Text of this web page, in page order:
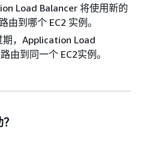
Load Balancer 将使用新的
由到哪个 EC2 实例。
，Application Load
由到同一个 EC2实例。